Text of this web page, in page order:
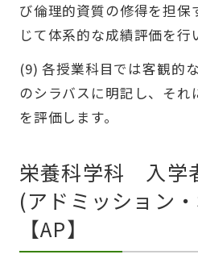
び倫理的資質の修得を担保
じて体系的な成績評価を行
(9) 各授業科目では客観的
のシラバスに明記し、それ
を評価します。
栄養科学科 入学
(アドミッション
【AP】